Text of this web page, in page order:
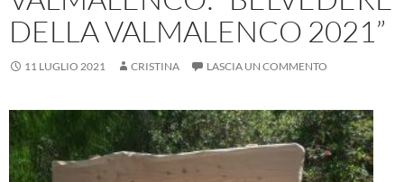
DELLA VALMALENCO 2021”
11 LUGLIO 2021 CRISTINA LASCIA UN COMMENTO